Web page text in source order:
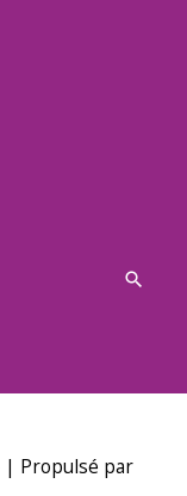
| Propulsé par